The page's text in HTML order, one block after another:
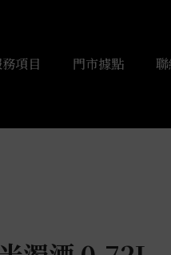
項目 門市據點